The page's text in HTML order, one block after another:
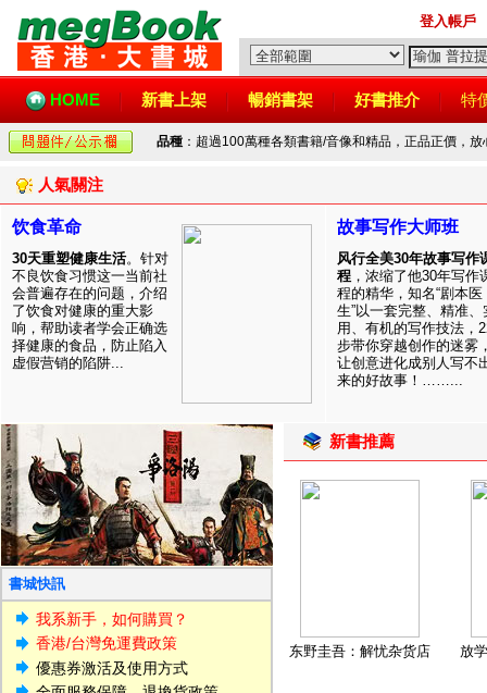
登入帳戶
HOME 新書上架 暢銷書架 好書推介 特
品種 ：超過100萬種各類書籍/音像和精品，正品正價，
人氣關注
饮食革命
30天重塑健康生活。针对
不良饮食习惯这一当前社
会普遍存在的问题，介绍
了饮食对健康的重大影
响，帮助读者学会正确选
择健康的食品，防止陷入
虚假营销的陷阱...
故事写作大师班
风行全美30年故事写作
程 ，浓缩了他30年写作
程的精华，知名“剧本医
生”以一套完整、精准、
用、有机的写作技法，
步带你穿越创作的迷雾
让创意进化成别人写不
来的好故事！……...
書城快訊
我系新手，如何購買？
香港/台灣免運費政策
優惠券激活及使用方式
新書推薦
东野圭吾：解忧杂货店 放